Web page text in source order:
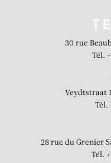
30 rue
Tél.
Veydtstraat
Tél.
28 rue du Grenier
Tél.